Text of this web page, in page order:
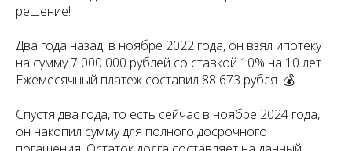
решение!
Два года назад, в ноябре 2022 года, он взял ипотеку
на сумму 7 000 000 рублей со ставкой 10% на 10 лет.
Ежемесячный платеж составил 88 673 рубля. 💰
Спустя два года, то есть сейчас в ноябре 2024 года,
он накопил сумму для полного досрочного